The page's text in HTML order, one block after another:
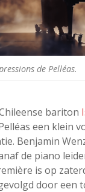
de Pelléas.
bariton
een klein
Benjamin
de piano
is op
door een